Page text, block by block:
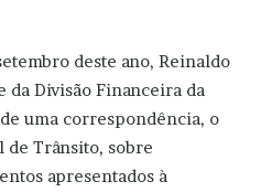
deste ano, Reinaldo
da Divisão Financeira da
uma correspondência, o
Trânsito, sobre
apresentados à